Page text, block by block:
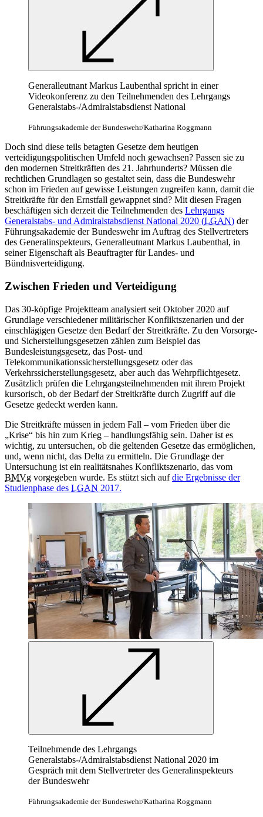
Generalleutnant Markus Laubenthal spricht in einer
Videokonferenz zu den Teilnehmenden des Lehrgangs
Generalstabs-/Admiralstabsdienst National
Führungsakademie der Bundeswehr/Katharina Roggmann
Doch sind diese teils betagten Gesetze dem heutigen
verteidigungspolitischen Umfeld noch gewachsen? Passen sie zu
den modernen Streitkräften des 21. Jahrhunderts? Müssen die
rechtlichen Grundlagen so gestaltet sein, dass die Bundeswehr
schon im Frieden auf gewisse Leistungen zugreifen kann, damit die
Streitkräfte für den Ernstfall gewappnet sind? Mit diesen Fragen
beschäftigen sich derzeit die Teilnehmenden des Lehrgangs
Generalstabs- und Admiralstabsdienst National 2020 (LGAN) der
Führungsakademie der Bundeswehr im Auftrag des Stellvertreters
des Generalinspekteurs, Generalleutnant Markus Laubenthal, in
seiner Eigenschaft als Beauftragter für Landes- und
Bündnisverteidigung.
Zwischen Frieden und Verteidigung
Das 30-köpfige Projektteam analysiert seit Oktober 2020 auf
Grundlage verschiedener militärischer Konfliktszenarien und der
einschlägigen Gesetze den Bedarf der Streitkräfte. Zu den Vorsorge-
und Sicherstellungsgesetzen zählen zum Beispiel das
Bundesleistungsgesetz, das Post- und
Telekommunikationssicherstellungsgesetz oder das
Verkehrssicherstellungsgesetz, aber auch das Wehrpflichtgesetz.
Zusätzlich prüfen die Lehrgangsteilnehmenden mit ihrem Projekt
kursorisch, ob der Bedarf der Streitkräfte durch Zugriff auf die
Gesetze gedeckt werden kann.
Die Streitkräfte müssen in jedem Fall – vom Frieden über die
„Krise“ bis hin zum Krieg – handlungsfähig sein. Daher ist es
wichtig, zu untersuchen, ob die geltenden Gesetze das ermöglichen,
und, wenn nicht, das Delta zu ermitteln. Die Grundlage der
Untersuchung ist ein realitätsnahes Konfliktszenario, das vom
BMVg vorgegeben wurde. Es stützt sich aufdie Ergebnisse der
Studienphase des LGAN 2017.
Teilnehmende des Lehrgangs
Generalstabs-/Admiralstabsdienst National 2020 im
Gespräch mit dem Stellvertreter des Generalinspekteurs
der Bundeswehr
Führungsakademie der Bundeswehr/Katharina Roggmann